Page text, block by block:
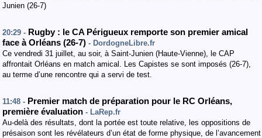
Junien (26-7)
20:29 - Rugby : le CA Périgueux remporte son premier amical
face à Orléans (26-7) - DordogneLibre.fr
Ce vendredi 31 juillet, au soir, à Saint-Junien (Haute-Vienne), le CAP
affrontait Orléans en match amical. Les Capistes se sont imposés (26-7),
au terme d’une rencontre qui a servi de test.
11:48 - Premier match de préparation pour le RC Orléans,
première évaluation - LaRep.fr
Au-delà des résultats, dont la portée est toute relative, les oppositions de
présaison sont les révélateurs d’un état de forme physique, de l’avancement